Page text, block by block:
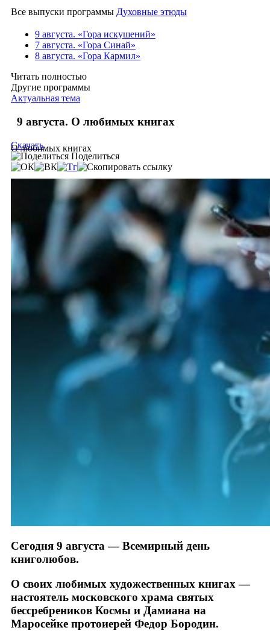
Все выпуски программы Духовные этюды
9 августа. «Гора искушений»
7 августа. «Гора Синай»
8 августа. «Гора Кармил»
Читать полностью
Другие программы
Актуальная тема
9 августа. О любимых книгах
О любимых книгах
Скачать
Поделиться
Сегодня 9 августа — Всемирный день
книголюбов.
О своих любимых художественных книгах —
настоятель московского храма святых
бессребреников Космы и Дамиана на
Маросейке протоиерей Федор Бородин.